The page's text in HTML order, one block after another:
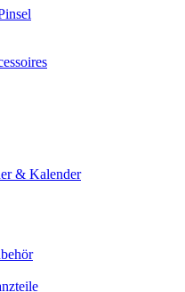
& Kalender